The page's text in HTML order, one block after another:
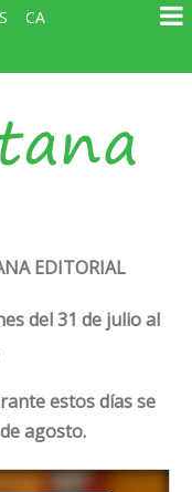
CA
EDITORIAL
del 31 de julio al
estos días se
agosto.